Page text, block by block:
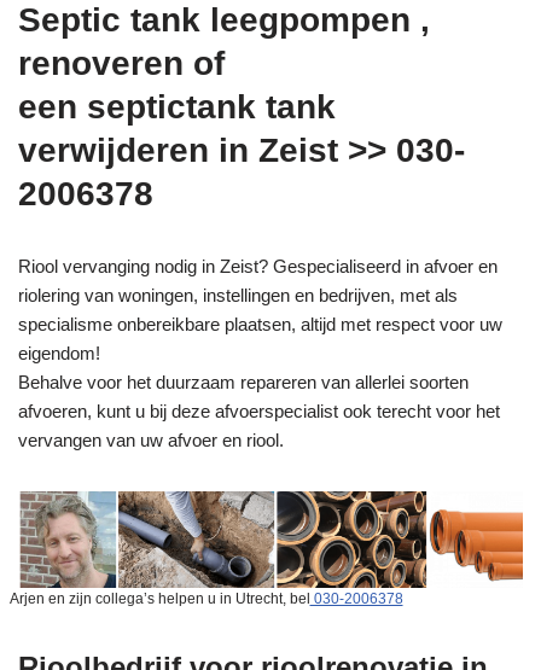
Septic tank leegpompen ,
renoveren of
een septictank tank
verwijderen in Zeist >> 030-
2006378
Riool vervanging nodig in Zeist? Gespecialiseerd in afvoer en
riolering van woningen, instellingen en bedrijven, met als
specialisme onbereikbare plaatsen, altijd met respect voor uw
eigendom!
Behalve voor het duurzaam repareren van allerlei soorten
afvoeren, kunt u bij deze afvoerspecialist ook terecht voor het
vervangen van uw afvoer en riool.
Arjen en zijn collega’s helpen u in Utrecht, bel 030-2006378